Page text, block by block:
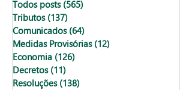
Todos posts (565)
Tributos (137)
Comunicados (64)
Medidas Provisórias (12)
Economia (126)
Decretos (11)
Resoluções (138)